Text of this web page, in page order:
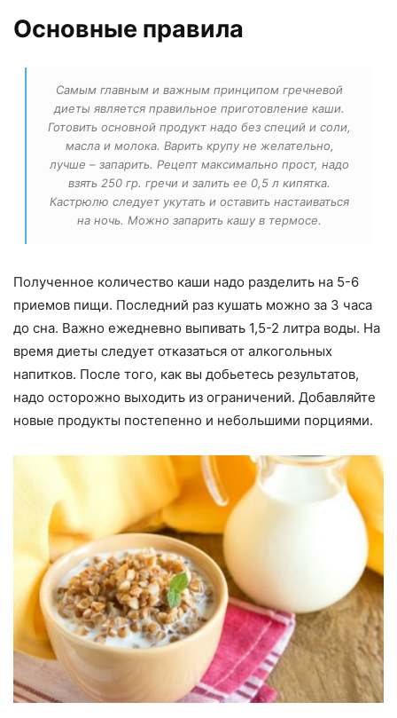
Основные правила
Самым главным и важным принципом гречневой
диеты является правильное приготовление каши.
Готовить основной продукт надо без специй и соли,
масла и молока. Варить крупу не желательно,
лучше – запарить. Рецепт максимально прост, надо
взять 250 гр. гречи и залить ее 0,5 л кипятка.
Кастрюлю следует укутать и оставить настаиваться
на ночь. Можно запарить кашу в термосе.
Полученное количество каши надо разделить на 5-6
приемов пищи. Последний раз кушать можно за 3 часа
до сна. Важно ежедневно выпивать 1,5-2 литра воды. На
время диеты следует отказаться от алкогольных
напитков. После того, как вы добьетесь результатов,
надо осторожно выходить из ограничений. Добавляйте
новые продукты постепенно и небольшими порциями.